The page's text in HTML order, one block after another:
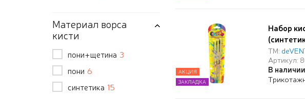
Материал ворса
кисти
пони+щетина 3
пони 6
синтетика 15
Набор
ТМ:
Артикул:
В
АКЦИЯ
ЗАКЛАДКА